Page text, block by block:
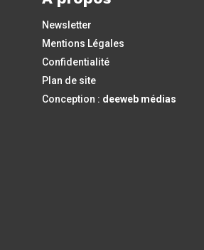
Newsletter
Mentions Légales
Confidentialité
Plan de site
Conception : deeweb médias